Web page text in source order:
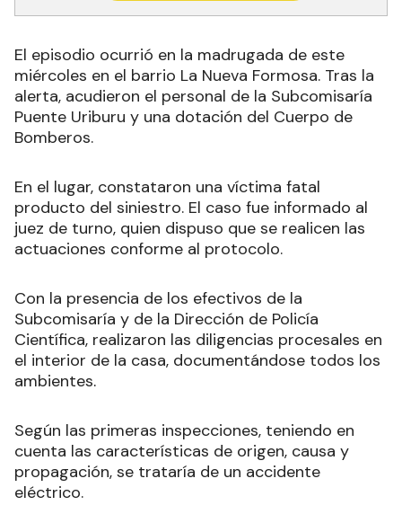
El episodio ocurrió en la madrugada de este
miércoles en el barrio La Nueva Formosa. Tras la
alerta, acudieron el personal de la Subcomisaría
Puente Uriburu y una dotación del Cuerpo de
Bomberos.
En el lugar, constataron una víctima fatal
producto del siniestro. El caso fue informado al
juez de turno, quien dispuso que se realicen las
actuaciones conforme al protocolo.
Con la presencia de los efectivos de la
Subcomisaría y de la Dirección de Policía
Científica, realizaron las diligencias procesales en
el interior de la casa, documentándose todos los
ambientes.
Según las primeras inspecciones, teniendo en
cuenta las características de origen, causa y
propagación, se trataría de un accidente
eléctrico.